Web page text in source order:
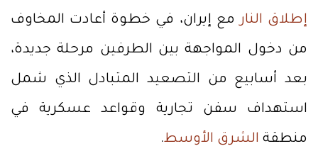
إطلاق النارمع إيران، في خطوة أعادت المخاوف
من دخول المواجهة بين الطرفين مرحلة جديدة،
بعد أسابيع من التصعيد المتبادل الذي شمل
استهداف سفن تجارية وقواعد عسكرية في
منطقة الشرق الأوسط.